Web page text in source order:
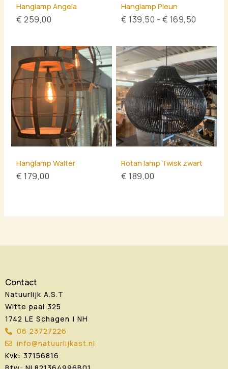
Hanglamp Angela
€ 259,00
Hanglamp Pleun
€ 139,50 - € 169,50
Hanglamp Walter
€ 179,00
Rotan lamp Twisk zwart
€ 189,00
Contact
Natuurlijk A.S.T
Witte paal 325
1742 LE Schagen | NH
06 23727226
info@natuurlijkast.nl
Kvk: 37156816